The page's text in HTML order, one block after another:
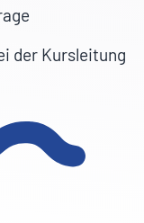
der Kursleitung